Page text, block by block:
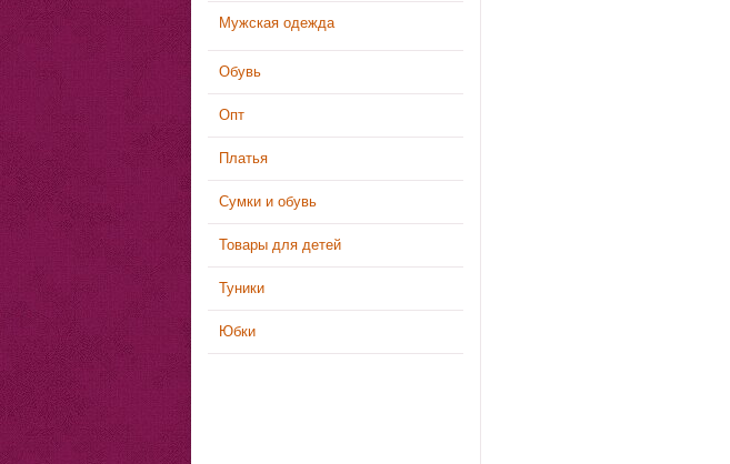
Мужская одежда
Обувь
Опт
Платья
Сумки и обувь
Товары для детей
Туники
Юбки